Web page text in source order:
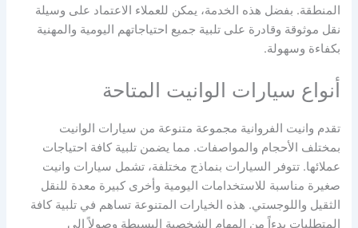
المنطقة. بفضل هذه الخدمة، يمكن للعملاء الاعتماد على وسيلة
نقل موثوقة وقادرة على تلبية جميع احتياجاتهم اليومية والمهنية
بكفاءة وسهولة.
أنواع سيارات الوانيت المتاحة
تقدم وانيت الفروانية مجموعة متنوعة من سيارات الوانيت
بمختلف الأحجام والمواصفات. مما يضمن تلبية كافة احتياجات
عملائها. تتوفر السيارات بنماذج مختلفة، تشمل سيارات وانيت
صغيرة مناسبة للاستخدامات اليومية وأخرى كبيرة معدة للنقل
الثقيل واللوجستي. هذه الخيارات المتنوعة تساهم في تلبية كافة
المتطلبات بدءاً من المهام الشخصية البسيطة وصولاً إلى